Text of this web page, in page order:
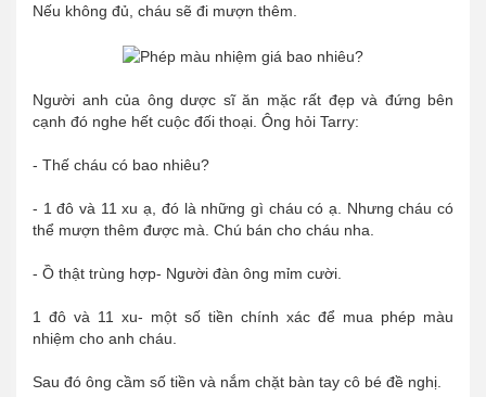
Nếu không đủ, cháu sẽ đi mượn thêm.
Người anh của ông dược sĩ ăn mặc rất đẹp và đứng bên
cạnh đó nghe hết cuộc đối thoại. Ông hỏi Tarry:
- Thế cháu có bao nhiêu?
- 1 đô và 11 xu ạ, đó là những gì cháu có ạ. Nhưng cháu có
thể mượn thêm được mà. Chú bán cho cháu nha.
- Ồ thật trùng hợp- Người đàn ông mỉm cười.
1 đô và 11 xu- một số tiền chính xác để mua phép màu
nhiệm cho anh cháu.
Sau đó ông cầm số tiền và nắm chặt bàn tay cô bé đề nghị.